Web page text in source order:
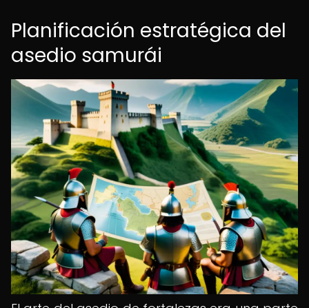
Planificación estratégica del
asedio samurái